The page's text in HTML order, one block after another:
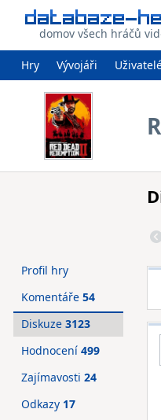
domov všech hráčů
Hry Vývojáři
Profil hry
Komentáře 54
Diskuze 3123
Hodnocení 499
Zajímavosti 24
Odkazy 17